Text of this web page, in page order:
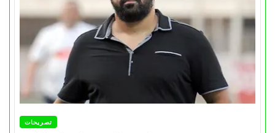
تصريحات